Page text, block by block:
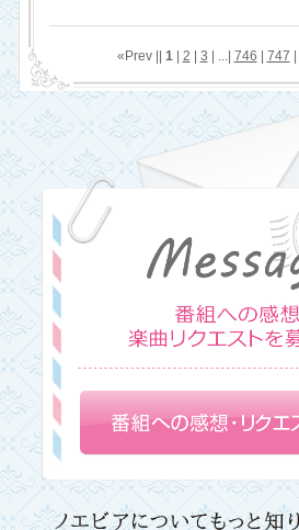
«Prev || 1| 2 3 | ...| 746 747